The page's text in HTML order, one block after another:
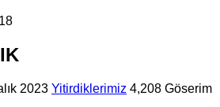
2023 Yitirdiklerimiz 4,208 Göserim